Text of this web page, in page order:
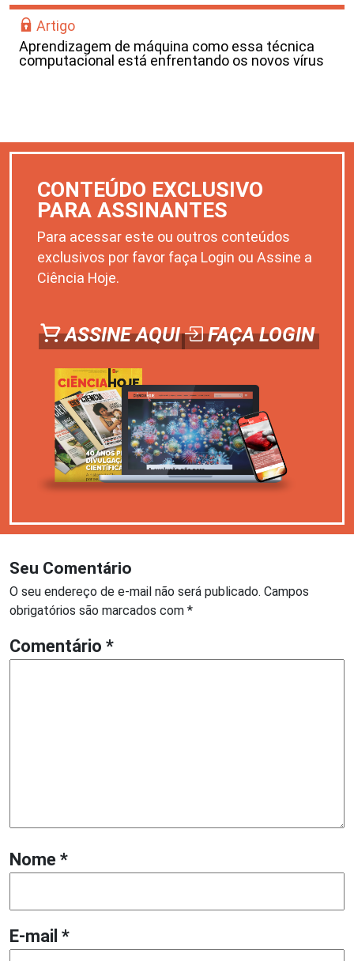
Artigo
Aprendizagem de máquina como essa técnica
computacional está enfrentando os novos vírus
CONTEÚDO EXCLUSIVO
PARA ASSINANTES
Para acessar este ou outros conteúdos
exclusivos por favor faça Login ou Assine a
Ciência Hoje.
ASSINE AQUI FAÇA LOGIN
Seu Comentário
O seu endereço de e-mail não será publicado. Campos
obrigatórios são marcados com *
Comentário *
Nome *
E-mail *